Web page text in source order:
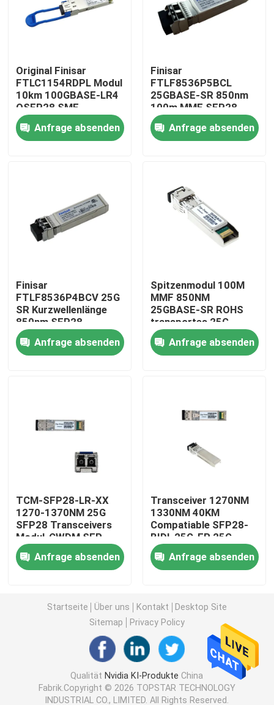
Haus
Produkte
Qualitätskontrolle
Nachrichten
Nvidia KI-Produkte
Modul 100G QSFP28
Modul 25G SFP28
Modul 10G SFP
Optischer Transceiver Finisar
Brocade FC SFP Modul
Brokat SAN-Schalter
Brokat HÜLSE Lizenz
Original Finisar
FTLC1154RDPL Modul
10km 100GBASE-LR4
QSFP28 SMF
Optiktransceiver
Anfrage absenden
Finisar
FTLF8536P5BCL
25GBASE-SR 850nm
100m MMF SFP28-
25G-SR optischer
Empfängermodul
Anfrage absenden
Finisar
FTLF8536P4BCV 25G
SR Kurzwellenlänge
850nm SFP28
optischer Empfänger
Anfrage absenden
Spitzenmodul 100M
MMF 850NM
25GBASE-SR ROHS
transportes 25G
SFP28 CER
Anfrage absenden
TCM-SFP28-LR-XX
1270-1370NM 25G
SFP28 Transceivers
Modul-CWDM SFP
Anfrage absenden
Transceiver 1270NM
1330NM 40KM
Compatiable SFP28-
BIDI-25G-ER 25G
SFP28 BIDI
Anfrage absenden
Startseite Über uns Kontakt
Desktop Site
Sitemap
Privacy Policy
Qualität Nvidia KI-Produkte China
Fabrik.Copyright © 2026 TOPSTAR TECHNOLOGY
INDUSTRIAL CO., LIMITED. All Rights Reserved.